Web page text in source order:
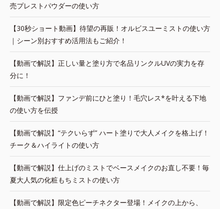
売プレストパウダーの使い方
【30秒ショート動画】待望の再販！オルビスユーミストの使い方
｜シーン別おすすめ活用法もご紹介！
【動画で解説】正しい量と塗り方で名品リンクルUVの実力を存
分に！
【動画で解説】ファンデ前にひと塗り！毛穴レス*を叶える下地
の使い方を伝授
【動画で解説】“テクいらず” ハート塗りで大人メイクを格上げ！
チーク＆ハイライトの使い方
【動画で解説】仕上げのミストでベースメイクのお直し不要！毎
夏大人気の化粧もちミストの使い方
【動画で解説】限定色ピーチネクター登場！メイクの上から、